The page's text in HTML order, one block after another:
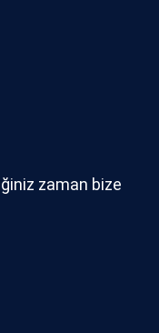
zaman bize